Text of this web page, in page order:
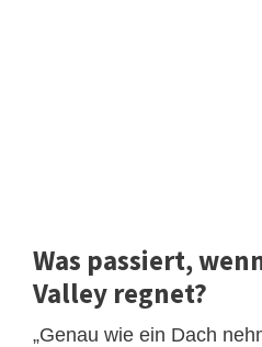
Was passiert,
Valley regnet?
„Genau wie ein Dach